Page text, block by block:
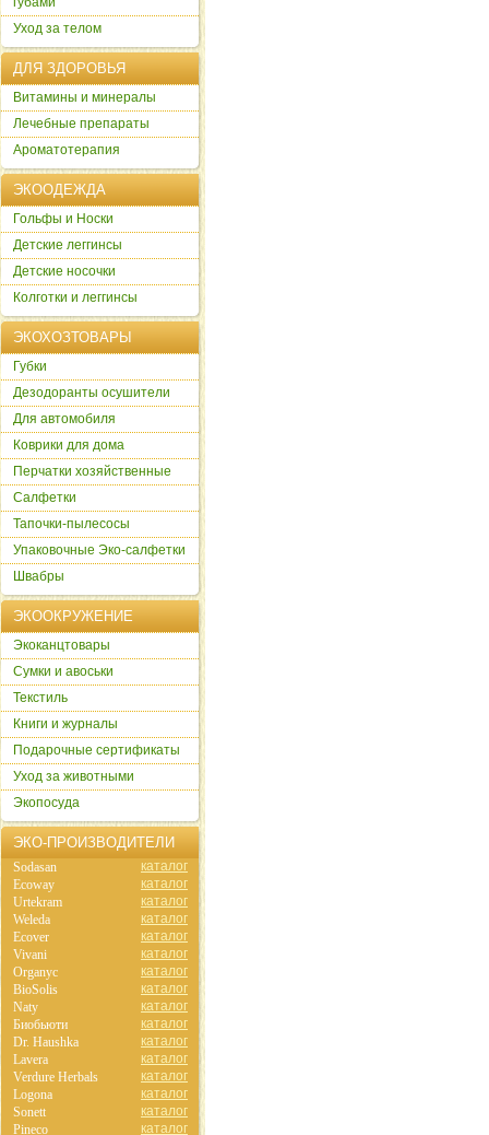
Уход за телом
ДЛЯ ЗДОРОВЬЯ
Витамины и минералы
Лечебные препараты
Ароматотерапия
ЭКООДЕЖДА
Гольфы и Носки
Детские леггинсы
Детские носочки
Колготки и леггинсы
ЭКОХОЗТОВАРЫ
Губки
Дезодоранты осушители
Для автомобиля
Коврики для дома
Перчатки хозяйственные
Салфетки
Тапочки-пылесосы
Упаковочные Эко-салфетки
Швабры
ЭКООКРУЖЕНИЕ
Экоканцтовары
Сумки и авоськи
Текстиль
Книги и журналы
Подарочные сертификаты
Уход за животными
Экопосуда
ЭКО-ПРОИЗВОДИТЕЛИ
Sodasan
каталог
Ecoway
каталог
Urtekram
каталог
Weleda
каталог
Ecover
каталог
Vivani
каталог
Organyc
каталог
BioSolis
каталог
Naty
каталог
Биобьюти
каталог
Dr. Haushka
каталог
Lavera
каталог
Verdure Herbals
каталог
Logona
каталог
Sonett
каталог
Pineco
каталог